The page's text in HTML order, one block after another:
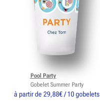
à partir de 29,88€ / 10 gobelets
Pool Party
Gobelet Summer Party